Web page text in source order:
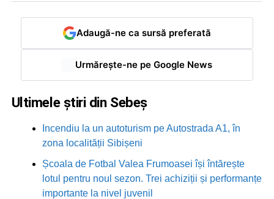
Adaugă-ne ca sursă preferată
Urmărește-ne pe Google News
Ultimele știri din Sebeș
Incendiu la un autoturism pe Autostrada A1, în
zona localității Sibișeni
Școala de Fotbal Valea Frumoasei își întărește
lotul pentru noul sezon. Trei achiziții și performanțe
importante la nivel juvenil